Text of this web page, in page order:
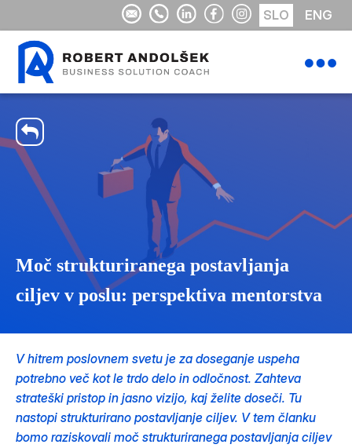
SLO ENG
Moč strukturiranega postavljanja
ciljev v poslu: perspektiva mentorstva
V hitrem poslovnem svetu je za doseganje uspeha
potrebno več kot le trdo delo in odločnost. Zahteva
strateški pristop in jasno vizijo, kaj želite doseči. Tu
nastopi strukturirano postavljanje ciljev. V tem članku
bomo raziskovali moč strukturiranega postavljanja ciljev